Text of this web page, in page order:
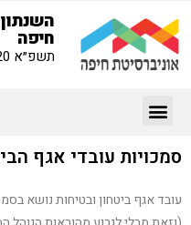
חיפה
תשפ״א 2020 - 2021
סמכויות עובדי אגף
עובד אגף ביטחון ובטיחות נושא